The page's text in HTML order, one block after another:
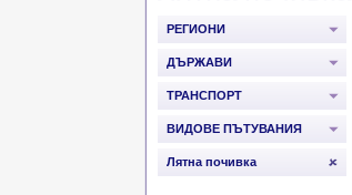
РЕГИОНИ
ДЪРЖАВИ
ТРАНСПОРТ
ВИДОВЕ ПЪТУВАНИЯ
Лятна почивка